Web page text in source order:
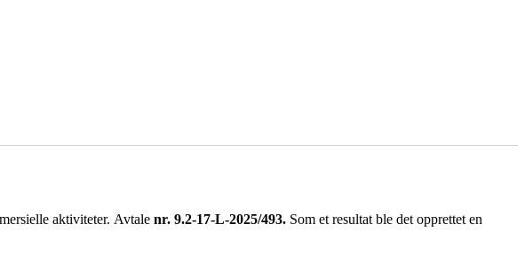
aktiviteter. Avtale nr. 9.2-17-L-2025/493. Som et resultat ble det opprettet en